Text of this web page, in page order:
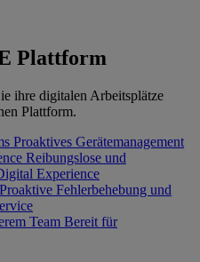
Plattform
ihre digitalen Arbeitsplätze
Plattform.
Proaktives Gerätemanagement
Reibungslose und
Experience
Proaktive Fehlerbehebung und
Team Bereit für